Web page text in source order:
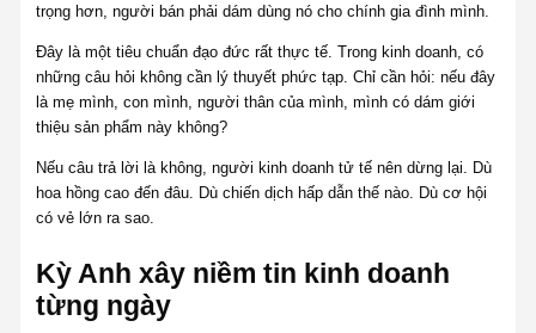
trọng hơn, người bán phải dám dùng nó cho chính gia đình mình.
Đây là một tiêu chuẩn đạo đức rất thực tế. Trong kinh doanh, có
những câu hỏi không cần lý thuyết phức tạp. Chỉ cần hỏi: nếu đây
là mẹ mình, con mình, người thân của mình, mình có dám giới
thiệu sản phẩm này không?
Nếu câu trả lời là không, người kinh doanh tử tế nên dừng lại. Dù
hoa hồng cao đến đâu. Dù chiến dịch hấp dẫn thế nào. Dù cơ hội
có vẻ lớn ra sao.
Kỳ Anh xây niềm tin kinh doanh
từng ngày